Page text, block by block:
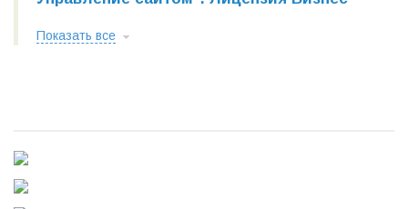
Показать все